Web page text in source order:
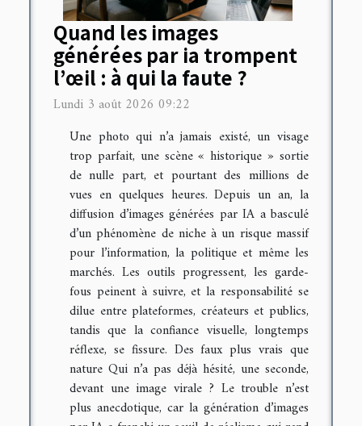
Quand les images
générées par ia trompent
l’œil : à qui la faute ?
Lundi 3 août 2026 09:22
Une photo qui n’a jamais existé, un visage
trop parfait, une scène « historique » sortie
de nulle part, et pourtant des millions de
vues en quelques heures. Depuis un an, la
diffusion d’images générées par IA a basculé
d’un phénomène de niche à un risque massif
pour l’information, la politique et même les
marchés. Les outils progressent, les garde-
fous peinent à suivre, et la responsabilité se
dilue entre plateformes, créateurs et publics,
tandis que la confiance visuelle, longtemps
réflexe, se fissure. Des faux plus vrais que
nature Qui n’a pas déjà hésité, une seconde,
devant une image virale ? Le trouble n’est
plus anecdotique, car la génération d’images